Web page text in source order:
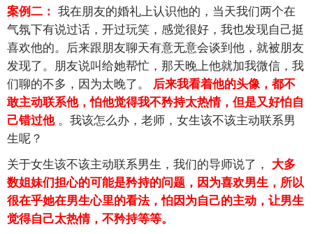
案例二： 我在朋友的婚礼上认识他的，当天我们两个在
气氛下有说过话，开过玩笑，感觉很好，我也发现自己挺
喜欢他的。后来跟朋友聊天有意无意会谈到他，就被朋友
发现了。朋友说叫给她帮忙，那天晚上他就加我微信，我
们聊的不多，因为太晚了。
后来我看着他的头像，都不
敢主动联系他，怕他觉得我不矜持太热情，但是又好怕自
己错过他 。我该怎么办，老师，女生该不该主动联系男
生呢？
关于女生该不该主动联系男生，我们的导师说了， 大多
数姐妹们担心的可能是矜持的问题，因为喜欢男生，所以
很在乎她在男生心里的看法，怕因为自己的主动，让男生
觉得自己太热情，不矜持等等。